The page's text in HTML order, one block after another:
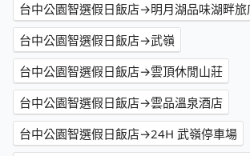
台中公園智選假日飯店→明月湖品味湖畔旅
台中公園智選假日飯店→武嶺
台中公園智選假日飯店→雲頂休閒山莊
台中公園智選假日飯店→雲品溫泉酒店
台中公園智選假日飯店→24H 武嶺停車場